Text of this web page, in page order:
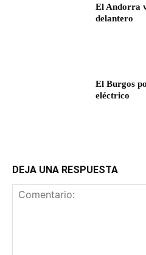
El Andorra
delantero
El Burgos
eléctrico
DEJA UNA RESPUESTA